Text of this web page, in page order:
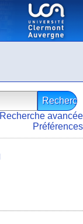
Recherche avancée
Préférences